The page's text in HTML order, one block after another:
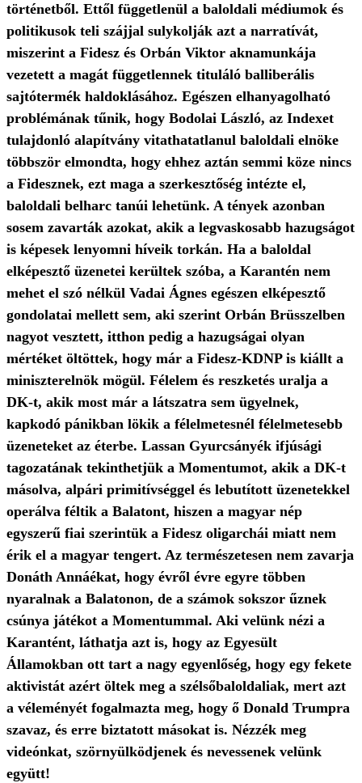
történetből. Ettől függetlenül a baloldali médiumok és
politikusok teli szájjal sulykolják azt a narratívát,
miszerint a Fidesz és Orbán Viktor aknamunkája
vezetett a magát függetlennek tituláló balliberális
sajtótermék haldoklásához. Egészen elhanyagolható
problémának tűnik, hogy Bodolai László, az Indexet
tulajdonló alapítvány vitathatatlanul baloldali elnöke
többször elmondta, hogy ehhez aztán semmi köze nincs
a Fidesznek, ezt maga a szerkesztőség intézte el,
baloldali belharc tanúi lehetünk. A tények azonban
sosem zavarták azokat, akik a legvaskosabb hazugságot
is képesek lenyomni híveik torkán. Ha a baloldal
elképesztő üzenetei kerültek szóba, a Karantén nem
mehet el szó nélkül Vadai Ágnes egészen elképesztő
gondolatai mellett sem, aki szerint Orbán Brüsszelben
nagyot vesztett, itthon pedig a hazugságai olyan
mértéket öltöttek, hogy már a Fidesz-KDNP is kiállt a
miniszterelnök mögül. Félelem és reszketés uralja a
DK-t, akik most már a látszatra sem ügyelnek,
kapkodó pánikban lökik a félelmetesnél félelmetesebb
üzeneteket az éterbe. Lassan Gyurcsányék ifjúsági
tagozatának tekinthetjük a Momentumot, akik a DK-t
másolva, alpári primitívséggel és lebutított üzenetekkel
operálva féltik a Balatont, hiszen a magyar nép
egyszerű fiai szerintük a Fidesz oligarchái miatt nem
érik el a magyar tengert. Az természetesen nem zavarja
Donáth Annáékat, hogy évről évre egyre többen
nyaralnak a Balatonon, de a számok sokszor űznek
csúnya játékot a Momentummal. Aki velünk nézi a
Karantént, láthatja azt is, hogy az Egyesült
Államokban ott tart a nagy egyenlőség, hogy egy fekete
aktivistát azért öltek meg a szélsőbaloldaliak, mert azt
a véleményét fogalmazta meg, hogy ő Donald Trumpra
szavaz, és erre biztatott másokat is. Nézzék meg
videónkat, szörnyülködjenek és nevessenek velünk
együtt!